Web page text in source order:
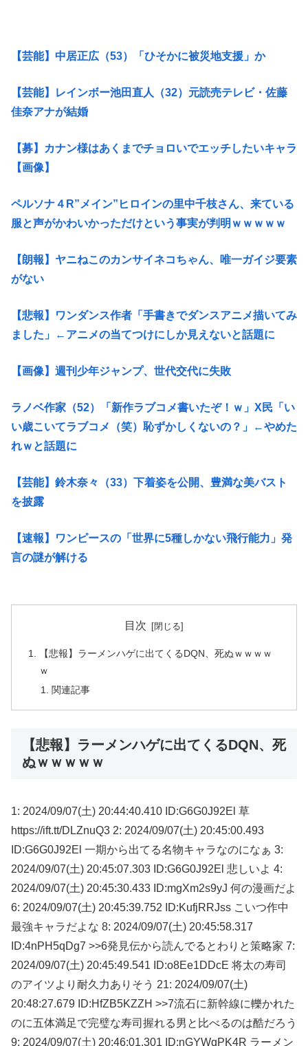
【芸能】中居正広（53）「ひそかに被災地支援」か
【芸能】レインボー池田直人（32）元読売テレビ・佐藤
佳奈アナが結婚
【募】カナン様はあくまでチョロいでエッチしたいキャラ
【画像】
ペルソナ４R”メイン”ヒロインの里中千枝さん、来ている
服と声がかわいかっただけという事実が判明ｗｗｗｗｗ
【朗報】ヤニねこのカンサイネコちゃん、唯一ガイジ要素
がない
【悲報】ワンダンス作者「手書きでダンスアニメ描いてみ
ました」←アニメの当てつけにしか見えないと話題に
【画像】週刊少年ジャンプ、世代交代に失敗
ラノベ作家（52）「新作ラブコメ書いたぞ！ｗ」X民「い
い歳こいてラブコメ（笑）恥ずかしくないの？」←やめた
れｗと話題に
【芸能】鈴木奈々（33）下着姿を公開、豊満な美バスト
を披露
【速報】ワンピースの「世界に5種しかない飛行能力」発
言の謎が解ける
目次
【悲報】ラーメンハゲに出てくるDQN、死ぬｗｗｗｗ
ｗ
関連記事
【悲報】ラーメンハゲに出てくるDQN、死
ぬｗｗｗｗｗ
1: 2024/09/07(土) 20:44:40.410 ID:G6G0J92El 草
https://ift.tt/DLZnuQ3 2: 2024/09/07(土) 20:45:00.493
ID:G6G0J92El 一期から出てる名物キャラなのになぁ 3:
2024/09/07(土) 20:45:07.303 ID:G6G0J92El 悲しいよ 4:
2024/09/07(土) 20:45:30.433 ID:mgXm2s9yJ 何の漫画だよ
6: 2024/09/07(土) 20:45:39.752 ID:KufjRRJss こいつ作中
最強キャラだよな 8: 2024/09/07(土) 20:45:58.317
ID:4nPH5qDg7 >>6発見伝から読んでるとわりと策略家 7:
2024/09/07(土) 20:45:49.541 ID:o8Ee1DDcE 将太の寿司
のアイツより耐久力ありそう 21: 2024/09/07(土)
20:48:27.679 ID:HfZB5KZZH >>7流石に新幹線に轢かれた
のに五体満足で完璧な寿司握れる男と比べるのは酷だろう
9: 2024/09/07(土) 20:46:01.301 ID:nGYWqPK4R ラーメン